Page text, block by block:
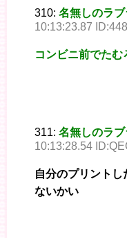
310: 名無しのラ
10:13:23.87
コンビニ前でたむ
311: 名無しのラ
10:13:28.54
自分のプリント
ないかい